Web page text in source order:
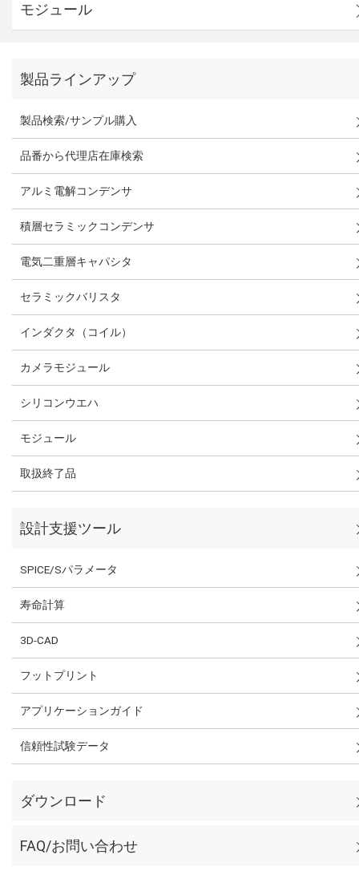
モジュール
製品ラインアップ
製品検索/サンプル購入
品番から代理店在庫検索
アルミ電解コンデンサ
積層セラミックコンデンサ
電気二重層キャパシタ
セラミックバリスタ
インダクタ（コイル）
カメラモジュール
シリコンウエハ
モジュール
取扱終了品
設計支援ツール
SPICE/Sパラメータ
寿命計算
3D-CAD
フットプリント
アプリケーションガイド
信頼性試験データ
ダウンロード
FAQ/お問い合わせ